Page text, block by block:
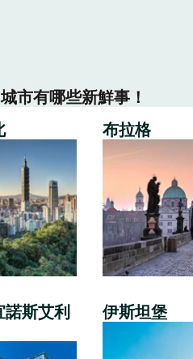
市有哪些新鮮事！
諾斯艾利
布拉格
伊斯坦堡